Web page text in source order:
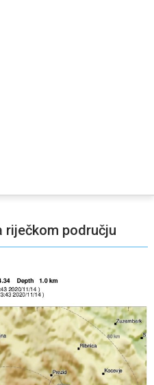
riječkom području